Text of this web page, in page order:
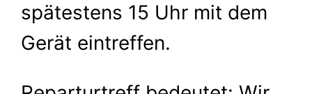
spätestens 15 Uhr mit dem
Gerät eintreffen.